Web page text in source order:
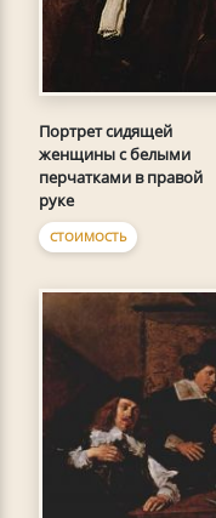
Портрет сидящей
женщины с белыми
перчатками в правой
руке
СТОИМОСТЬ